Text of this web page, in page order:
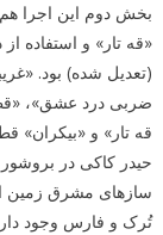
بخش دوم این اجرا
«قه تار» و استفاده
(تعدیل شده) بود.
ضربی درد عشق»،
قه تار» و «بیکران»
حیدر کاکی در بروشور
سازهای مشرق زمین
تُرک و فارس وجود